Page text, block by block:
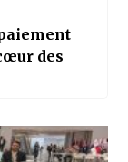
des